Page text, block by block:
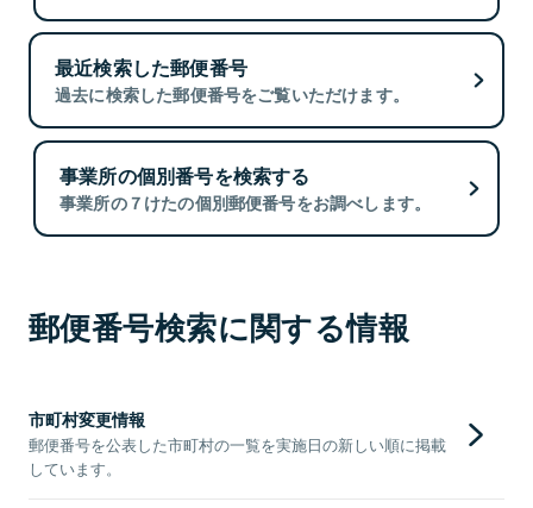
最近検索した郵便番号
過去に検索した郵便番号をご覧いただけます。
事業所の個別番号を検索する
事業所の７けたの個別郵便番号をお調べします。
郵便番号検索に関する情報
市町村変更情報
郵便番号を公表した市町村の一覧を実施日の新しい順に掲載
しています。